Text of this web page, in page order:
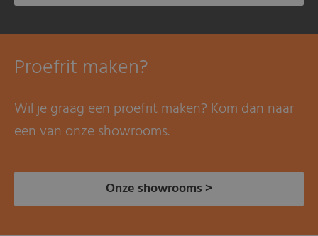
Proefrit maken?
Wil je graag een proefrit maken? Kom dan naar
een van onze showrooms.
Onze showrooms >